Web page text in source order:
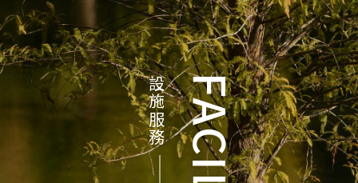
設施服務 聯絡我們
飯店簡介
Room Introduction
客房介紹
News and Events